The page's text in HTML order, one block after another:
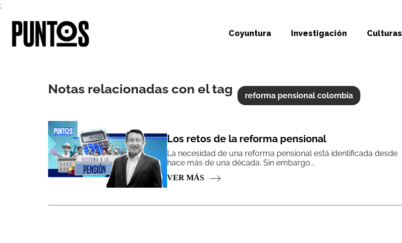
;
Coyuntura Investigación Culturas
Notas relacionadas con el tag reforma pensional colombia
Los retos de la reforma pensional
La necesidad de una reforma pensional está identificada desde
hace más de una década. Sin embargo...
VER MÁS